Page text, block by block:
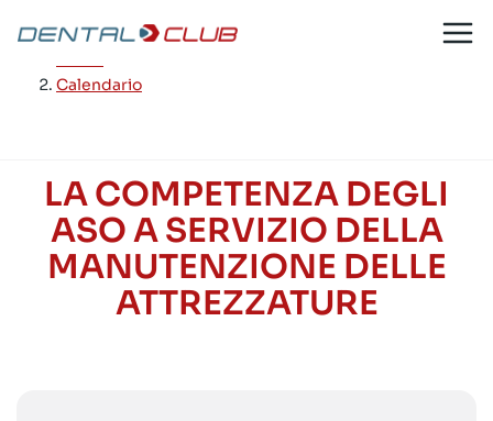
contenuto
Calendario
LA COMPETENZA DEGLI
ASO A SERVIZIO DELLA
MANUTENZIONE DELLE
ATTREZZATURE